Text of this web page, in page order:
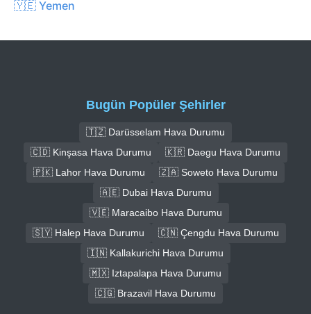
🇾🇪 Yemen
Bugün Popüler Şehirler
🇹🇿 Darüsselam Hava Durumu
🇨🇩 Kinşasa Hava Durumu
🇰🇷 Daegu Hava Durumu
🇵🇰 Lahor Hava Durumu
🇿🇦 Soweto Hava Durumu
🇦🇪 Dubai Hava Durumu
🇻🇪 Maracaibo Hava Durumu
🇸🇾 Halep Hava Durumu
🇨🇳 Çengdu Hava Durumu
🇮🇳 Kallakurichi Hava Durumu
🇲🇽 Iztapalapa Hava Durumu
🇨🇬 Brazavil Hava Durumu